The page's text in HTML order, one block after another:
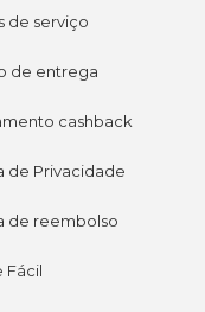
de serviço
de entrega
cashback
de Privacidade
de reembolso
Fácil